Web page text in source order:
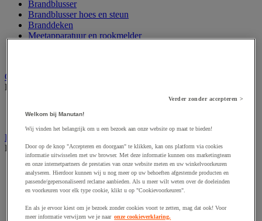
Brandblusser
Brandblusser hoes en steun
Branddeken
Meetapparatuur en rookmelder
Gezondheids- en veiligheidsstelling
Bekijk de hele productgroep
Stellingen voor opvang en veiligheid
Kluis, kast en sleutelkastje
Bekijk de hele productgroep
Accessoires voor kluizen, kasten en sleutelkasten
Kluis
Sleutelkast
Veiligheidskast
Verder zonder accepteren >
Welkom bij Manutan!
Wij vinden het belangrijk om u een bezoek aan onze website op maat te bieden!
Door op de knop "Accepteren en doorgaan" te klikken, kan ons platform via cookies
informatie uitwisselen met uw browser. Met deze informatie kunnen ons marketingteam
en onze internetpartners de prestaties van onze website meten en uw winkelvoorkeuren
analyseren. Hierdoor kunnen wij u nog meer op uw behoeften afgestemde producten en
passende/gepersonaliseerd reclame aanbieden. Als u meer wilt weten over de doeleinden
en voorkeuren voor elk type cookie, klikt u op "Cookievoorkeuren".
En als je ervoor kiest om je bezoek zonder cookies voort te zetten, mag dat ook! Voor
meer informatie verwijzen we je naar onze cookieverklaring.